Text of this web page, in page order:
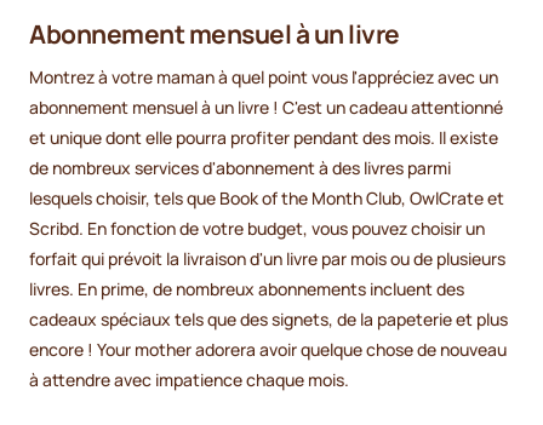
Abonnement mensuel à un livre
Montrez à votre maman à quel point vous l'appréciez avec un
abonnement mensuel à un livre ! C'est un cadeau attentionné
et unique dont elle pourra profiter pendant des mois. Il existe
de nombreux services d'abonnement à des livres parmi
lesquels choisir, tels que Book of the Month Club, OwlCrate et
Scribd. En fonction de votre budget, vous pouvez choisir un
forfait qui prévoit la livraison d'un livre par mois ou de plusieurs
livres. En prime, de nombreux abonnements incluent des
cadeaux spéciaux tels que des signets, de la papeterie et plus
encore ! Your mother adorera avoir quelque chose de nouveau
à attendre avec impatience chaque mois.